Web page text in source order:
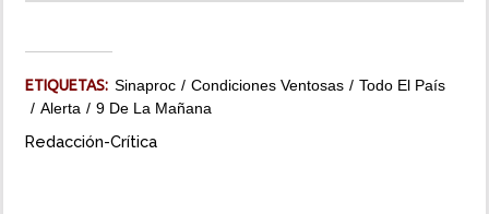
ETIQUETAS: Sinaproc Condiciones Ventosas
Todo El País
Alerta
9 De La Mañana
Redacción-Crítica